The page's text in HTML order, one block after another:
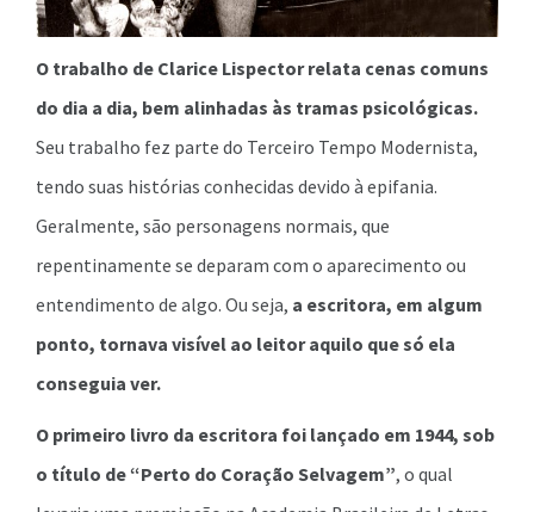
O trabalho de Clarice Lispector relata cenas comuns
do dia a dia, bem alinhadas às tramas psicológicas.
Seu trabalho fez parte do Terceiro Tempo Modernista,
tendo suas histórias conhecidas devido à epifania.
Geralmente, são personagens normais, que
repentinamente se deparam com o aparecimento ou
entendimento de algo. Ou seja, a escritora, em algum
ponto, tornava visível ao leitor aquilo que só ela
conseguia ver.
O primeiro livro da escritora foi lançado em 1944, sob
o título de “Perto do Coração Selvagem”, o qual